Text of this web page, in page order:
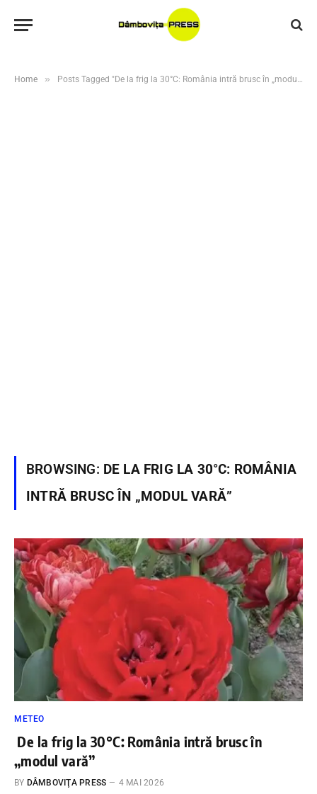
Home » Posts Tagged "De la frig la 30°C: România intră brusc în „modul vară”"
BROWSING: DE LA FRIG LA 30°C: ROMÂNIA
INTRĂ BRUSC ÎN „MODUL VARĂ”
METEO
De la frig la 30°C: România intră brusc în
„modul vară”
BY DÂMBOVIŢA PRESS 4 MAI 2026